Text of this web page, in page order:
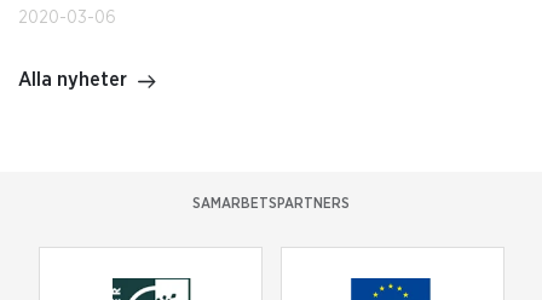
2020-03-06
Alla nyheter
SAMARBETSPARTNERS